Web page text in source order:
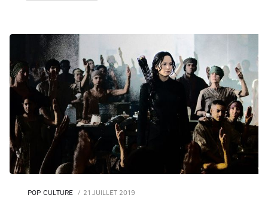
POP CULTURE 21 JUILLET 2019